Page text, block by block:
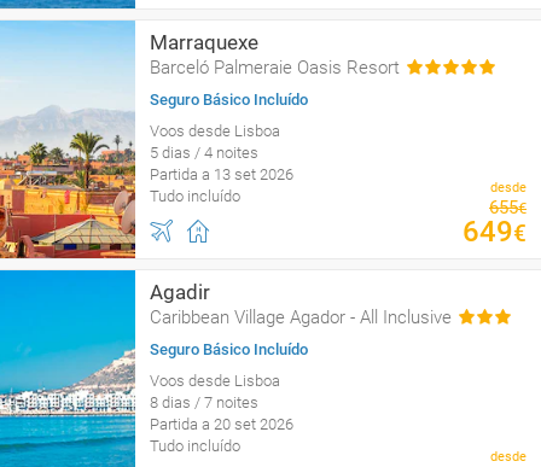
Marraquexe
Barceló Palmeraie Oasis Resort
Seguro Básico Incluído
Voos desde Lisboa
5 dias / 4 noites
Partida a 13 set 2026
Tudo incluído
desde
655€
649€
Agadir
Caribbean Village Agador - All Inclusive
Seguro Básico Incluído
Voos desde Lisboa
8 dias / 7 noites
Partida a 20 set 2026
Tudo incluído
desde